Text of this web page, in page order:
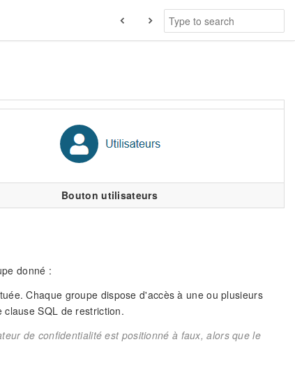
Bouton utilisateurs
donné :
Chaque groupe dispose d'accès à une ou plusieurs
SQL de restriction.
de confidentialité est positionné à faux, alors que le